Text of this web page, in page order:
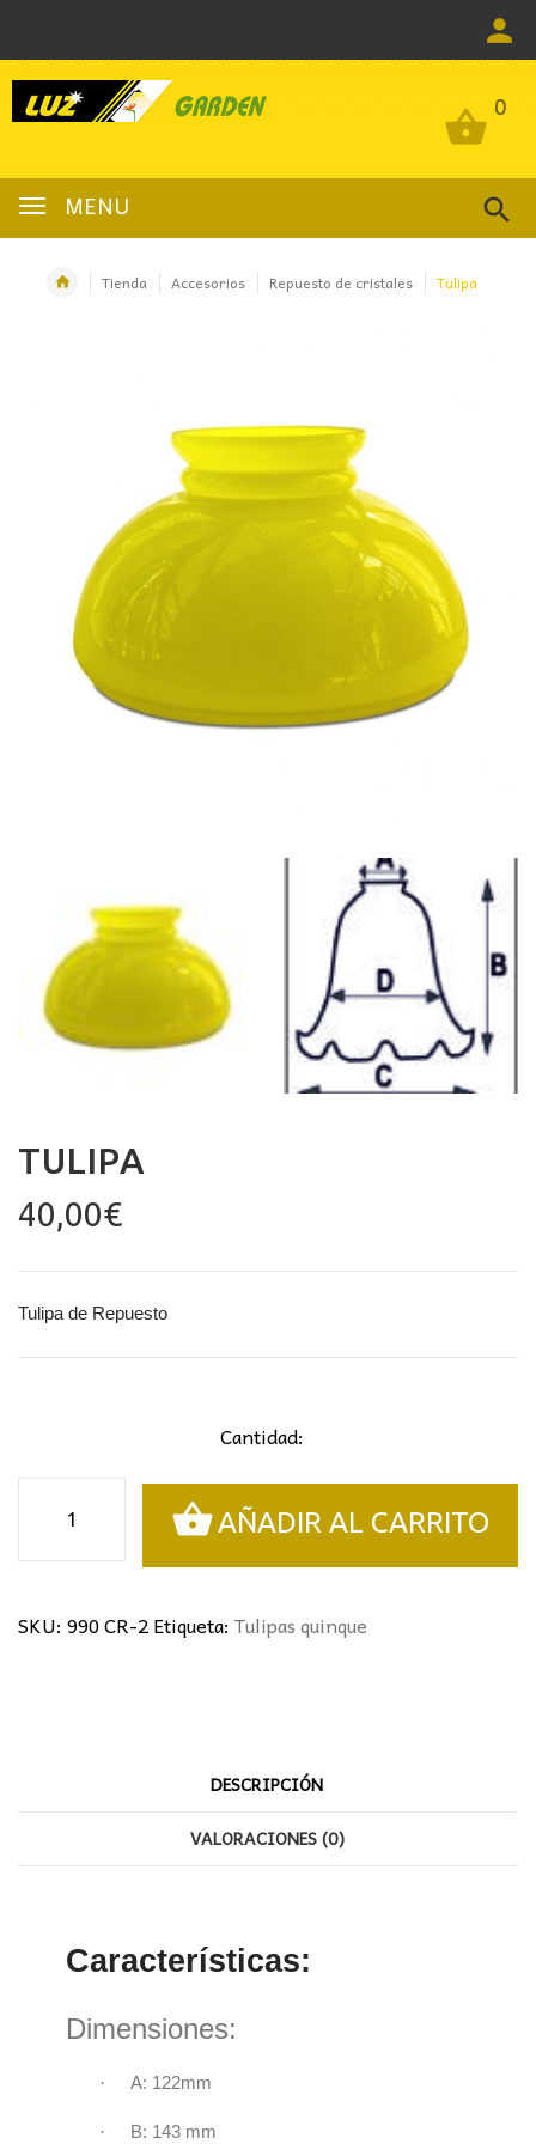
0
MENU
0
Tienda Accesorios Repuesto de cristales Tulipa
TULIPA
40,00€
Tulipa de Repuesto
Cantidad:
cantidad
AÑADIR AL CARRITO
SKU: 990 CR-2Etiqueta: Tulipas quinque
DESCRIPCIÓN
VALORACIONES (0)
Características:
Dimensiones:
· A: 122mm
· B: 143 mm